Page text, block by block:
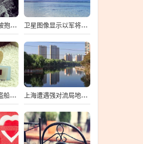
女子怀疑57年前被抱错 寻亲生父母 卫星图像显示以军将有大动作
河南一美食节海盗船拦腰折断 上海遭遇强对流局地半小时降温13℃